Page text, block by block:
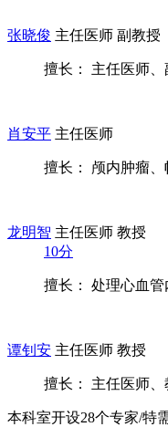
张晓俊 主任医师 副教授
擅长： 主任医师
肖安平 主任医师
擅长： 颅内肿瘤
龙明智 主任医师 教授
10分
擅长： 处理心血
谭钊安 主任医师 教授
擅长： 主任医师
本科室开设28个专家/特